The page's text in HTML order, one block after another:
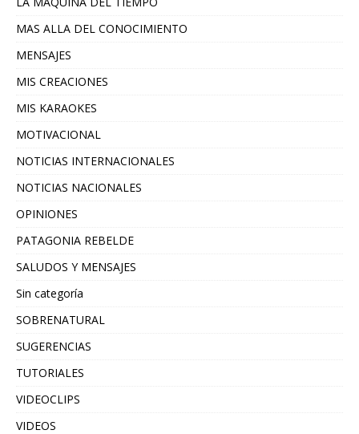
MAS ALLA DEL CONOCIMIENTO
MENSAJES
MIS CREACIONES
MIS KARAOKES
MOTIVACIONAL
NOTICIAS INTERNACIONALES
NOTICIAS NACIONALES
OPINIONES
PATAGONIA REBELDE
SALUDOS Y MENSAJES
Sin categoría
SOBRENATURAL
SUGERENCIAS
TUTORIALES
VIDEOCLIPS
VIDEOS